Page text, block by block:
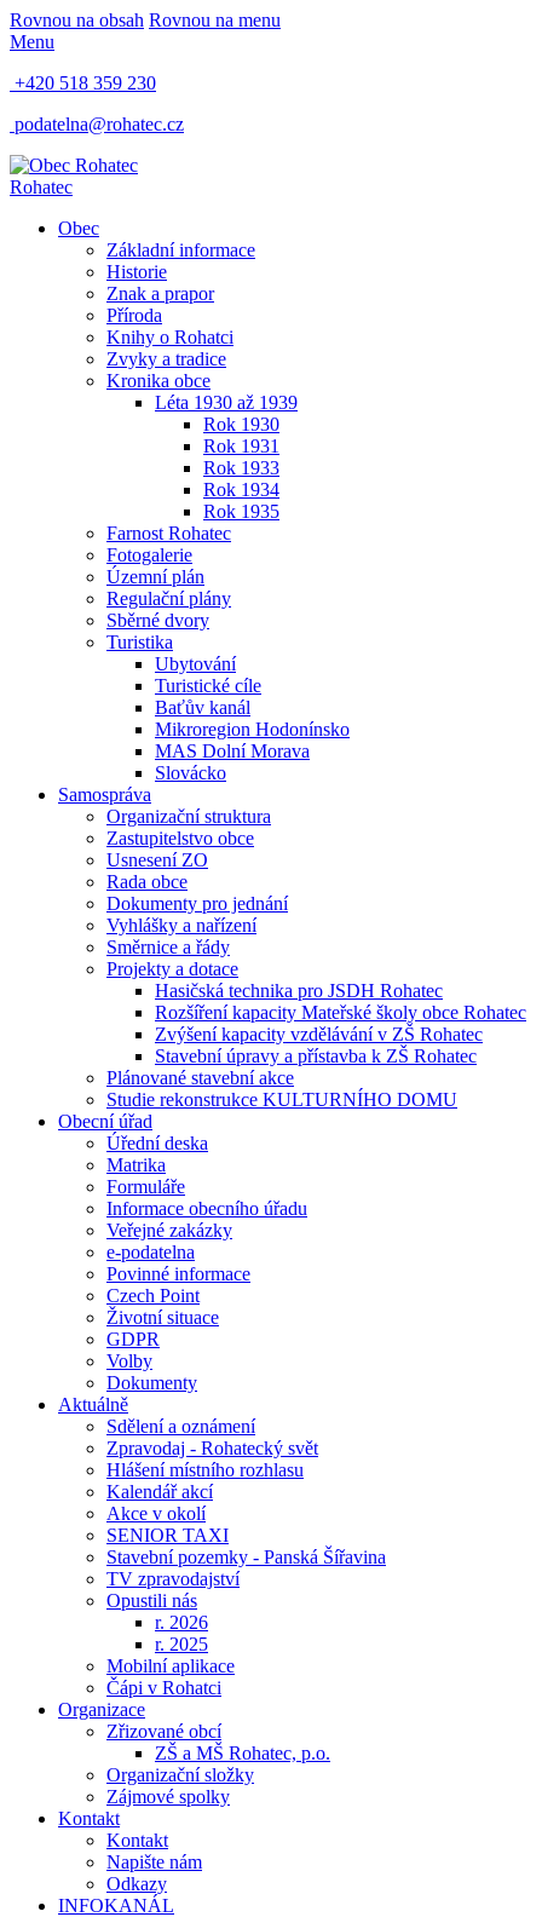
Rovnou na obsah Rovnou na menu
Menu
+420 518 359 230
podatelna@rohatec.cz
Rohatec
Obec
Základní informace
Historie
Znak a prapor
Příroda
Knihy o Rohatci
Zvyky a tradice
Kronika obce
Léta 1930 až 1939
Rok 1930
Rok 1931
Rok 1933
Rok 1934
Rok 1935
Farnost Rohatec
Fotogalerie
Územní plán
Regulační plány
Sběrné dvory
Turistika
Ubytování
Turistické cíle
Baťův kanál
Mikroregion Hodonínsko
MAS Dolní Morava
Slovácko
Samospráva
Organizační struktura
Zastupitelstvo obce
Usnesení ZO
Rada obce
Dokumenty pro jednání
Vyhlášky a nařízení
Směrnice a řády
Projekty a dotace
Hasičská technika pro JSDH Rohatec
Rozšíření kapacity Mateřské školy obce Rohatec
Zvýšení kapacity vzdělávání v ZŠ Rohatec
Stavební úpravy a přístavba k ZŠ Rohatec
Plánované stavební akce
Studie rekonstrukce KULTURNÍHO DOMU
Obecní úřad
Úřední deska
Matrika
Formuláře
Informace obecního úřadu
Veřejné zakázky
e-podatelna
Povinné informace
Czech Point
Životní situace
GDPR
Volby
Dokumenty
Aktuálně
Sdělení a oznámení
Zpravodaj - Rohatecký svět
Hlášení místního rozhlasu
Kalendář akcí
Akce v okolí
SENIOR TAXI
Stavební pozemky - Panská Šířavina
TV zpravodajství
Opustili nás
r. 2026
r. 2025
Mobilní aplikace
Čápi v Rohatci
Organizace
Zřizované obcí
ZŠ a MŠ Rohatec, p.o.
Organizační složky
Zájmové spolky
Kontakt
Kontakt
Napište nám
Odkazy
INFOKANÁL